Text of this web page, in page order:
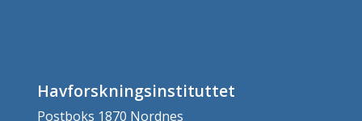
Havforskningsinstituttet
Postboks 1870 Nordnes